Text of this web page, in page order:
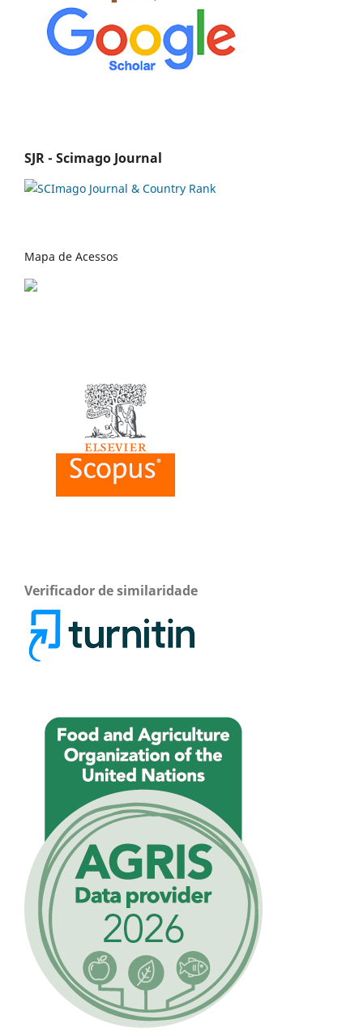
SJR - Scimago Journal
Mapa de Acessos
Verificador de similaridade